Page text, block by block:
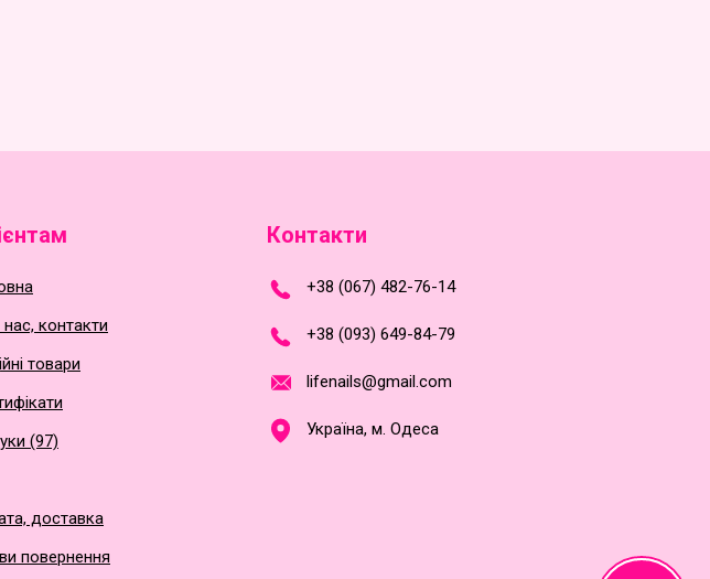
контакти
товари
(97)
доставка
повернення
Контакти
+38 (067) 482-76-14
+38 (093) 649-84-79
lifenails@gmail.com
Україна, м. Одеса